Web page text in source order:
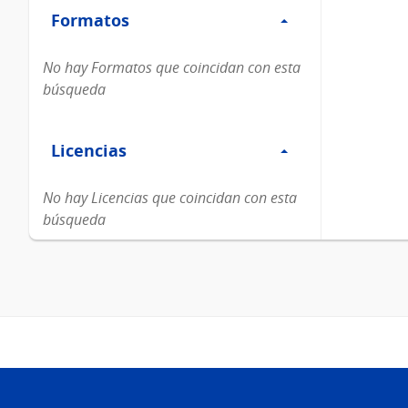
Formatos
Formatos
No hay Formatos que coincidan con esta
búsqueda
Licencias
Licencias
No hay Licencias que coincidan con esta
búsqueda